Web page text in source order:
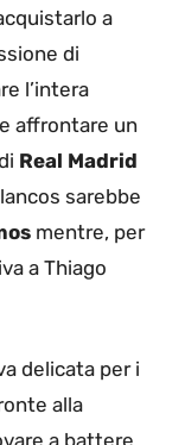
a
di
l’intera
affrontare un
Real Madrid
sarebbe
mentre, per
a Thiago
delicata per i
alla